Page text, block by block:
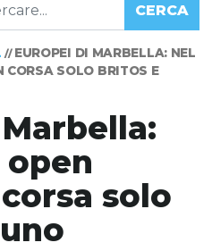
CERCA
// EUROPEI DI MARBELLA: NEL
CORSA SOLO BRITOS E
solo